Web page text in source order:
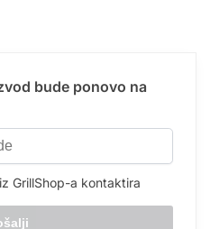
bude ponovo na
GrillShop-a kontaktira